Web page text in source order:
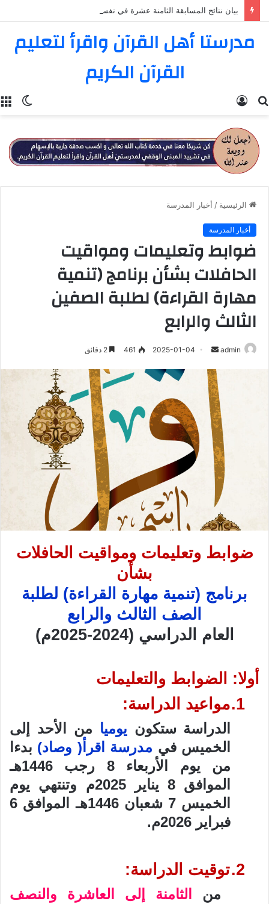
بيان نتائج المسابقة الثامنة عشرة في تفسير القرآن الكريم
مدرستا أهل القرآن واقرأ لتعليم
القرآن الكريم
بحث
الرئيسية / أخبار المدرسة
أخبار المدرسة
ضوابط وتعليمات ومواقيت
الحافلات بشأن برنامج (تنمية
مهارة القراءة) لطلبة الصفين
الثالث والرابع
admin
أرسل
إلكترونيا
2025-01-04
461
ضوابط وتعليمات ومواقيت الحافلات
بشأن
برنامج (تنمية مهارة القراءة) لطلبة
الصف الثالث والرابع
العام الدراسي (2024-2025م)
أولا: الضوابط والتعليمات
1. مواعيد الدراسة:
الدراسة ستكون يوميا من الأحد إلى
الخميس في مدرسة اقرأ( وصاد) بدءا
من يوم الأربعاء 8 رجب 1446هـ
الموافق 8 يناير 2025م وتنتهي يوم
الخميس 7 شعبان 1446هـ الموافق 6
فبراير 2026م.
2. توقيت الدراسة:
من
الثامنة إلى العاشرة والنصف